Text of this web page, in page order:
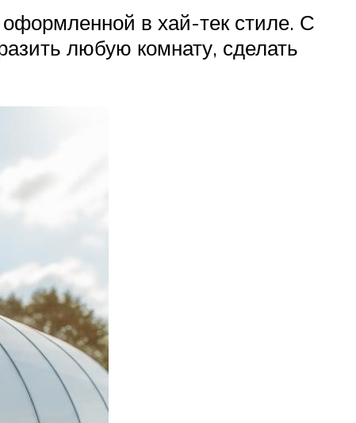
в хай-тек стиле. С
любую комнату, сделать